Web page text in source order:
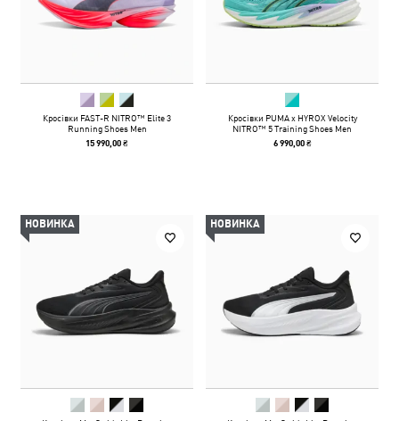
Кросівки FAST-R NITRO™ Elite 3
Running Shoes Men
15 990,00 ₴
Кросівки PUMA x HYROX Velocity
NITRO™ 5 Training Shoes Men
6 990,00 ₴
НОВИНКА НОВИНКА